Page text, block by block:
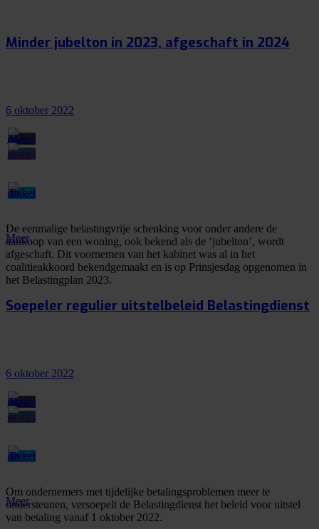
Minder jubelton in 2023, afgeschaft in 2024
6 oktober 2022
De eenmalige belastingvrije schenking voor onder andere de
aankoop van een woning, ook bekend als de ‘jubelton’, wordt
afgeschaft. Dit voornemen van het kabinet was al in het
coalitieakkoord bekendgemaakt en is op Prinsjesdag opgenomen in
het Belastingplan 2023.
Meer
Soepeler regulier uitstelbeleid Belastingdienst
6 oktober 2022
Om ondernemers met tijdelijke betalingsproblemen meer te
ondersteunen, versoepelt de Belastingdienst het beleid voor uitstel
van betaling vanaf 1 oktober 2022.
Meer